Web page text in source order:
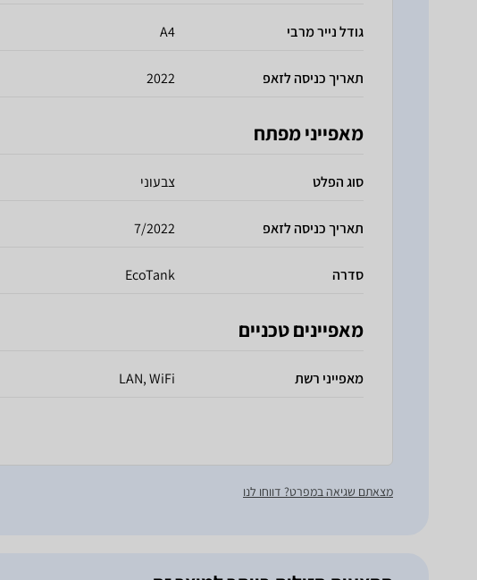
גודל נייר מרבי A4
תאריך כניסה לזאפ 2022
מאפייני מפתח
סוג הפלט צבעוני
תאריך כניסה לזאפ 7/2022
סדרה EcoTank
מאפיינים טכניים
מאפייני רשת LAN, WiFi
מצאתם שגיאה במפרט? דווחו לנו